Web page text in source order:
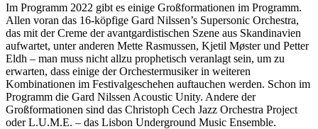
Im Programm 2022 gibt es einige Großformationen im Programm.
Allen voran das 16-köpfige Gard Nilssen’s Supersonic Orchestra,
das mit der Creme der avantgardistischen Szene aus Skandinavien
aufwartet, unter anderen Mette Rasmussen, Kjetil Møster und Petter
Eldh – man muss nicht allzu prophetisch veranlagt sein, um zu
erwarten, dass einige der Orchestermusiker in weiteren
Kombinationen im Festivalgeschehen auftauchen werden. Schon im
Programm die Gard Nilssen Acoustic Unity. Andere der
Großformationen sind das Christoph Cech Jazz Orchestra Project
oder L.U.M.E. – das Lisbon Underground Music Ensemble.